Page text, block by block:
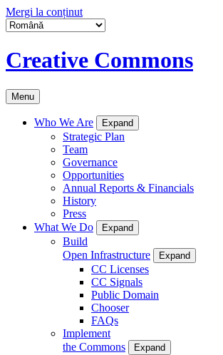
Mergi la conținut
Creative Commons
Menu
Who We Are Expand
Strategic Plan
Team
Governance
Opportunities
Annual Reports & Financials
History
Press
What We Do
Expand
Build
Open Infrastructure
Expand
CC Licenses
CC Signals
Public Domain
Chooser
FAQs
Implement
the Commons
Expand